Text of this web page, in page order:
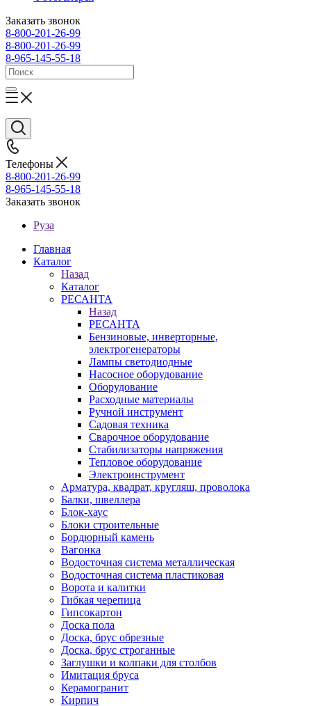
Заказать звонок
8-800-201-26-99
8-800-201-26-99
8-965-145-55-18
Телефоны
8-800-201-26-99
8-965-145-55-18
Заказать звонок
Руза
Главная
Каталог
Назад
Каталог
РЕСАНТА
Назад
РЕСАНТА
Бензиновые, инверторные,
электрогенераторы
Лампы светодиодные
Насосное оборудование
Оборудование
Расходные материалы
Ручной инструмент
Садовая техника
Сварочное оборудование
Стабилизаторы напряжения
Тепловое оборудование
Электроинструмент
Арматура, квадрат, кругляш, проволока
Балки, швеллера
Блок-хаус
Блоки строительные
Бордюрный камень
Вагонка
Водосточная система металлическая
Водосточная система пластиковая
Ворота и калитки
Гибкая черепица
Гипсокартон
Доска пола
Доска, брус обрезные
Доска, брус строганные
Заглушки и колпаки для столбов
Имитация бруса
Керамогранит
Кирпич